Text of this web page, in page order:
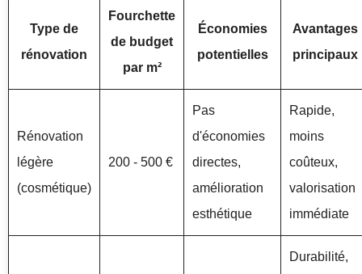
Type de
rénovation
Fourchette
de budget
par m²
Économies
potentielles
Avantages
principaux
Rénovation
légère
(cosmétique)
200 - 500 €
Pas
d'économies
directes,
amélioration
esthétique
Rapide,
moins
coûteux,
valorisation
immédiate
Durabilité,